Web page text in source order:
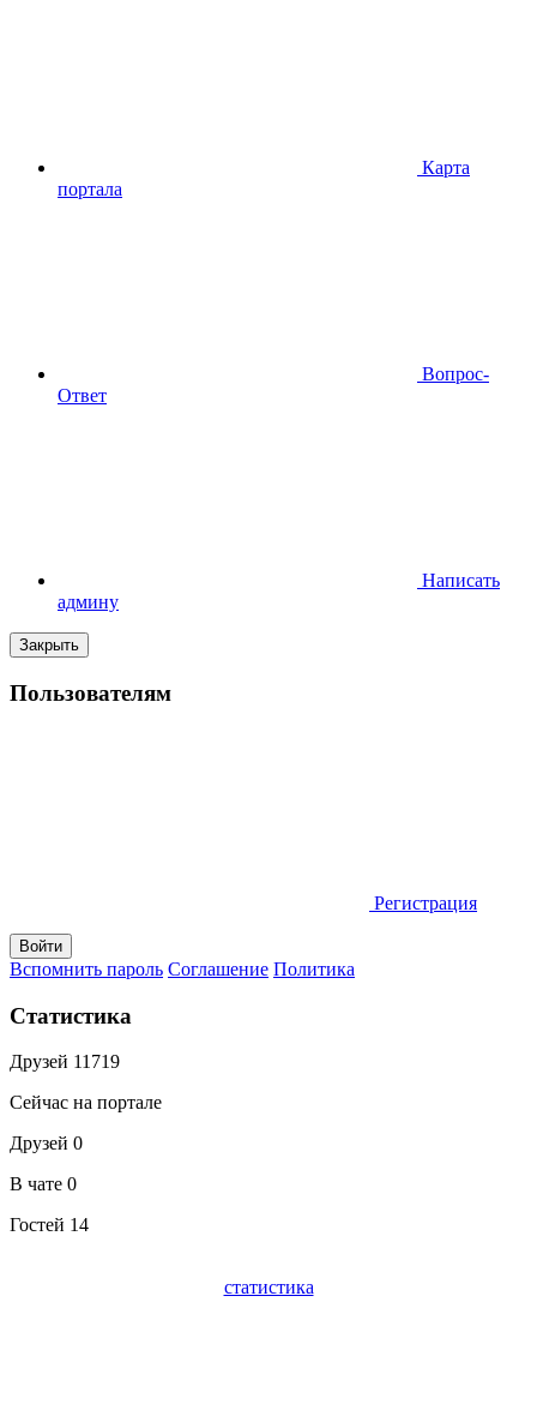
Карта
портала
Вопрос-
Ответ
Написать
админу
Закрыть
Пользователям
Регистрация
Вспомнить пароль Соглашение Политика
Статистика
Друзей 11719
Сейчас на портале
Друзей 0
В чате 0
Гостей 14
статистика